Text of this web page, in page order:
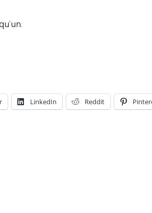
LinkedIn Reddit